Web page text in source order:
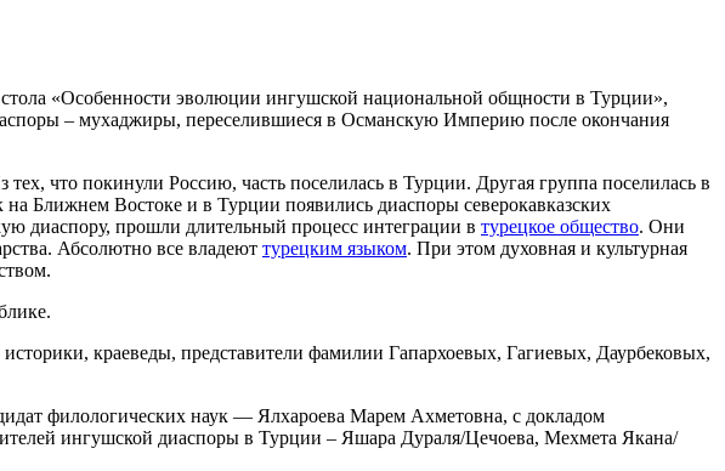
«Особенности эволюции ингушской национальной общности в Турции»,
– мухаджиры, переселившиеся в Османскую Империю после окончания
что покинули Россию, часть поселилась в Турции. Другая группа поселилась в
Ближнем Востоке и в Турции появились диаспоры северокавказских
диаспору, прошли длительный процесс интеграции в турецкое общество. Они
Абсолютно все владеют турецким языком. При этом духовная и культурная
краеведы, представители фамилии Гапархоевых, Гагиевых, Даурбековых,
филологических наук — Ялхароева Марем Ахметовна, с докладом
ингушской диаспоры в Турции – Яшара Дураля/Цечоева, Мехмета Якана/